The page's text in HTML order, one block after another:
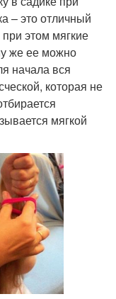
– это отличный
этом мягкие
же ее можно
начала вся
которая не
мягкой